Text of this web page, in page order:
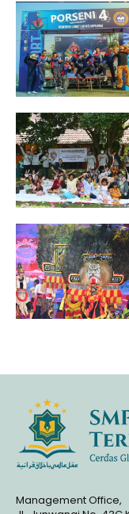
Management Office,